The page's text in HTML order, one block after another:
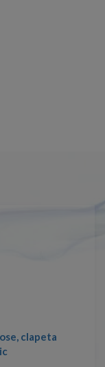
clapeta